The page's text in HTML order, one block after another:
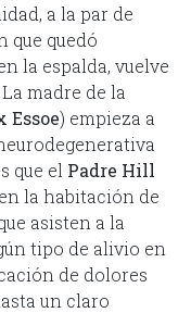
a la par de
que quedó
la espalda, vuelve
madre de la
Essoe) empieza a
que el Padre Hill
la habitación de
asisten a la
tipo de alivio en
de dolores
un claro